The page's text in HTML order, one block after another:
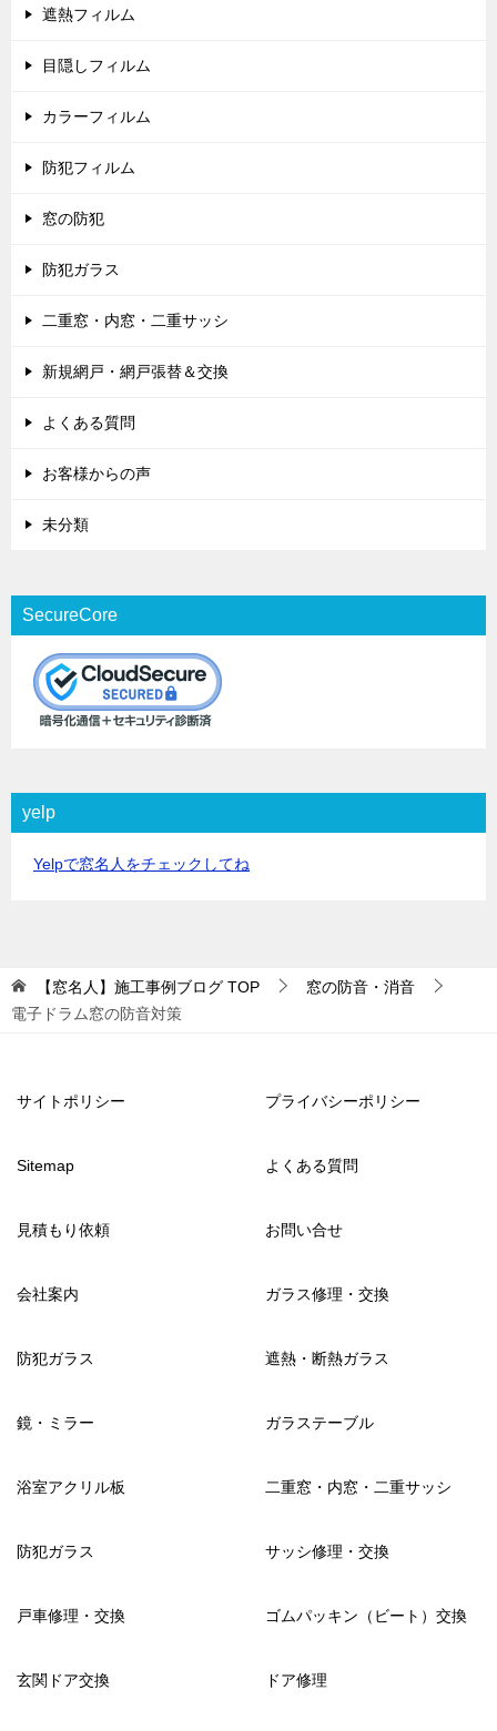
遮熱フィルム
目隠しフィルム
カラーフィルム
防犯フィルム
窓の防犯
防犯ガラス
二重窓・内窓・二重サッシ
新規網戸・網戸張替＆交換
よくある質問
お客様からの声
未分類
SecureCore
yelp
Yelpで窓名人をチェックしてね
【窓名人】施工事例ブログ TOP
窓の防音・消音
電子ドラム窓の防音対策
サイトポリシー プライバシーポリシー
Sitemap よくある質問
見積もり依頼 お問い合せ
会社案内 ガラス修理・交換
防犯ガラス 遮熱・断熱ガラス
鏡・ミラー ガラステーブル
浴室アクリル板 二重窓・内窓・二重サッシ
防犯ガラス サッシ修理・交換
戸車修理・交換 ゴムパッキン（ビート）交換
玄関ドア交換 ドア修理